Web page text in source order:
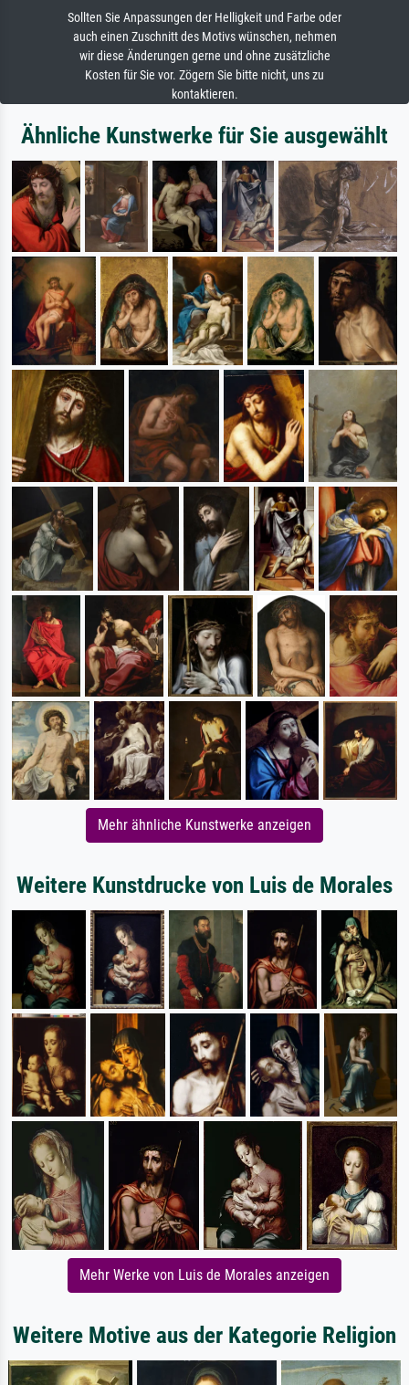
Sollten Sie Anpassungen der Helligkeit und Farbe oder
auch einen Zuschnitt des Motivs wünschen, nehmen
wir diese Änderungen gerne und ohne zusätzliche
Kosten für Sie vor. Zögern Sie bitte nicht, uns zu
kontaktieren.
Ähnliche Kunstwerke für Sie ausgewählt
Mehr ähnliche Kunstwerke anzeigen
Weitere Kunstdrucke von Luis de Morales
Mehr Werke von Luis de Morales anzeigen
Weitere Motive aus der Kategorie Religion